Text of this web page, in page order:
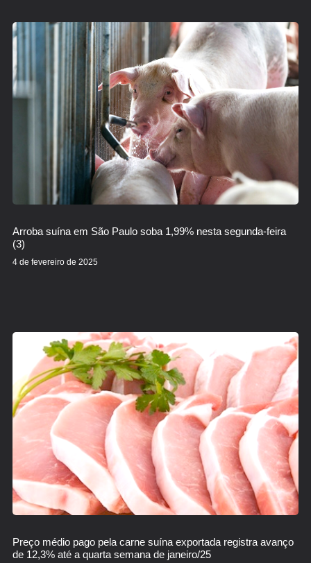
Arroba suína em São Paulo soba 1,99% nesta segunda-feira
(3)
4 de fevereiro de 2025
Preço médio pago pela carne suína exportada registra avanço
de 12,3% até a quarta semana de janeiro/25